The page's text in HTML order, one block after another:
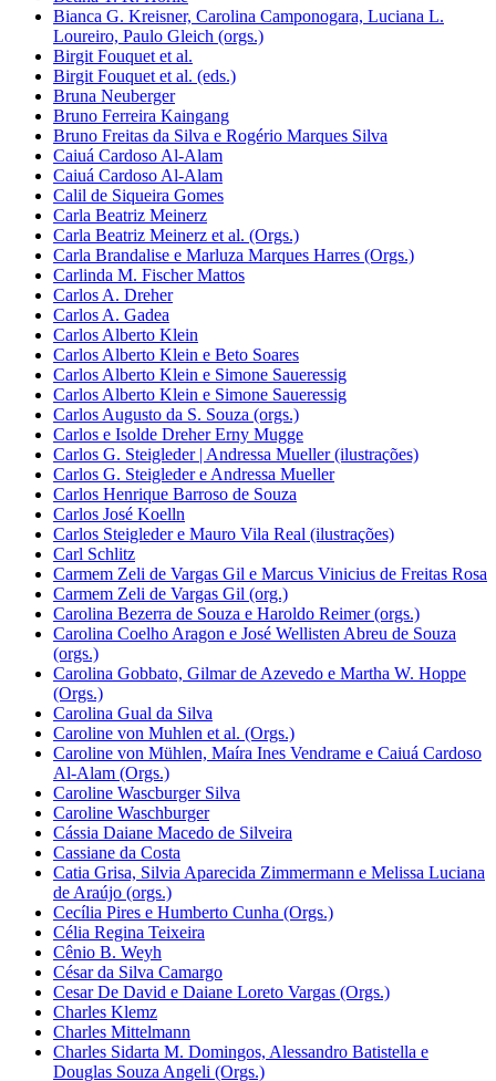
Bianca G. Kreisner, Carolina Camponogara, Luciana L.
Loureiro, Paulo Gleich (orgs.)
Birgit Fouquet et al.
Birgit Fouquet et al. (eds.)
Bruna Neuberger
Bruno Ferreira Kaingang
Bruno Freitas da Silva e Rogério Marques Silva
Caiuá Cardoso Al-Alam
Caiuá Cardoso Al-Alam
Calil de Siqueira Gomes
Carla Beatriz Meinerz
Carla Beatriz Meinerz et al. (Orgs.)
Carla Brandalise e Marluza Marques Harres (Orgs.)
Carlinda M. Fischer Mattos
Carlos A. Dreher
Carlos A. Gadea
Carlos Alberto Klein
Carlos Alberto Klein e Beto Soares
Carlos Alberto Klein e Simone Saueressig
Carlos Alberto Klein e Simone Saueressig
Carlos Augusto da S. Souza (orgs.)
Carlos e Isolde Dreher Erny Mugge
Carlos G. Steigleder | Andressa Mueller (ilustrações)
Carlos G. Steigleder e Andressa Mueller
Carlos Henrique Barroso de Souza
Carlos José Koelln
Carlos Steigleder e Mauro Vila Real (ilustrações)
Carl Schlitz
Carmem Zeli de Vargas Gil e Marcus Vinicius de Freitas Rosa
Carmem Zeli de Vargas Gil (org.)
Carolina Bezerra de Souza e Haroldo Reimer (orgs.)
Carolina Coelho Aragon e José Wellisten Abreu de Souza
(orgs.)
Carolina Gobbato, Gilmar de Azevedo e Martha W. Hoppe
(Orgs.)
Carolina Gual da Silva
Caroline von Muhlen et al. (Orgs.)
Caroline von Mühlen, Maíra Ines Vendrame e Caiuá Cardoso
Al-Alam (Orgs.)
Caroline Wascburger Silva
Caroline Waschburger
Cássia Daiane Macedo de Silveira
Cassiane da Costa
Catia Grisa, Silvia Aparecida Zimmermann e Melissa Luciana
de Araújo (orgs.)
Cecília Pires e Humberto Cunha (Orgs.)
Célia Regina Teixeira
Cênio B. Weyh
César da Silva Camargo
Cesar De David e Daiane Loreto Vargas (Orgs.)
Charles Klemz
Charles Mittelmann
Charles Sidarta M. Domingos, Alessandro Batistella e
Douglas Souza Angeli (Orgs.)